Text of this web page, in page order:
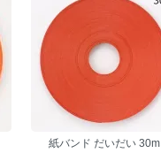
紙バンド だいだい 30m